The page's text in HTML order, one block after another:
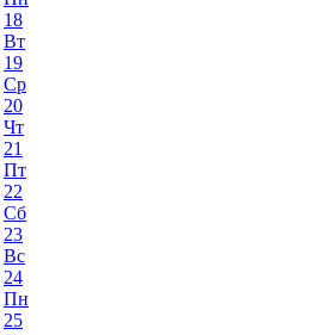
18
Вт
19
Ср
20
Чт
21
Пт
22
Сб
23
Вс
24
Пн
25